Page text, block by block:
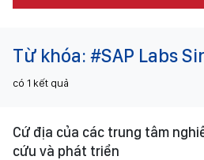
Từ khóa: #SAP Labs
có 1 kết quả
Cứ địa của các trung tâm
cứu và phát triển